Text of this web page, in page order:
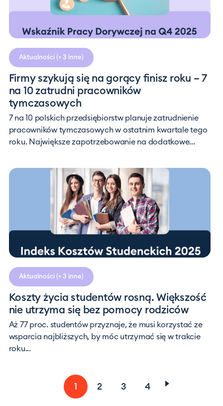
Aktualności (+ 3 inne)
Firmy szykują się na gorący finisz roku – 7
na 10 zatrudni pracowników
tymczasowych
7 na 10 polskich przedsiębiorstw planuje zatrudnienie
pracowników tymczasowych w ostatnim kwartale tego
roku. Największe zapotrzebowanie na dodatkowe...
Aktualności (+ 3 inne)
Koszty życia studentów rosną. Większość
nie utrzyma się bez pomocy rodziców
Aż 77 proc. studentów przyznaje, że musi korzystać ze
wsparcia najbliższych, by móc utrzymać się w trakcie
roku...
1 2 3 4